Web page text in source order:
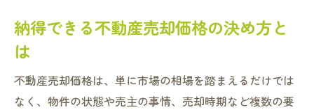
納得できる不動産売却価格の決め方と
は
不動産売却価格は、単に市場の相場を踏まえるだけでは
なく、物件の状態や売主の事情、売却時期など複数の要